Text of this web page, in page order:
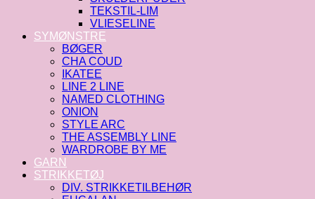
TEKSTIL-LIM
VLIESELINE
SYMØNSTRE
BØGER
CHA COUD
IKATEE
LINE 2 LINE
NAMED CLOTHING
ONION
STYLE ARC
THE ASSEMBLY LINE
WARDROBE BY ME
GARN
STRIKKETØJ
DIV. STRIKKETILBEHØR